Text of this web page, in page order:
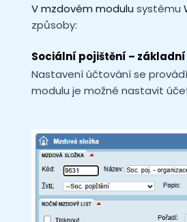
V mzdovém modulu systému
způsoby:
Sociální pojištění –
Nastavení účtování se
modulu je možné nastavit